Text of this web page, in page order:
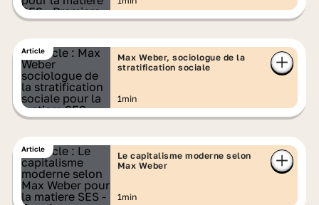
Article
Max Weber, sociologue de la
stratification sociale
1min
Article
Le capitalisme moderne selon
Max Weber
1min